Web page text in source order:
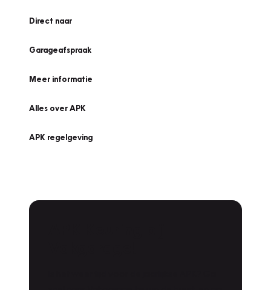
Direct naar
Garageafspraak
Meer informatie
Alles over APK
APK regelgeving